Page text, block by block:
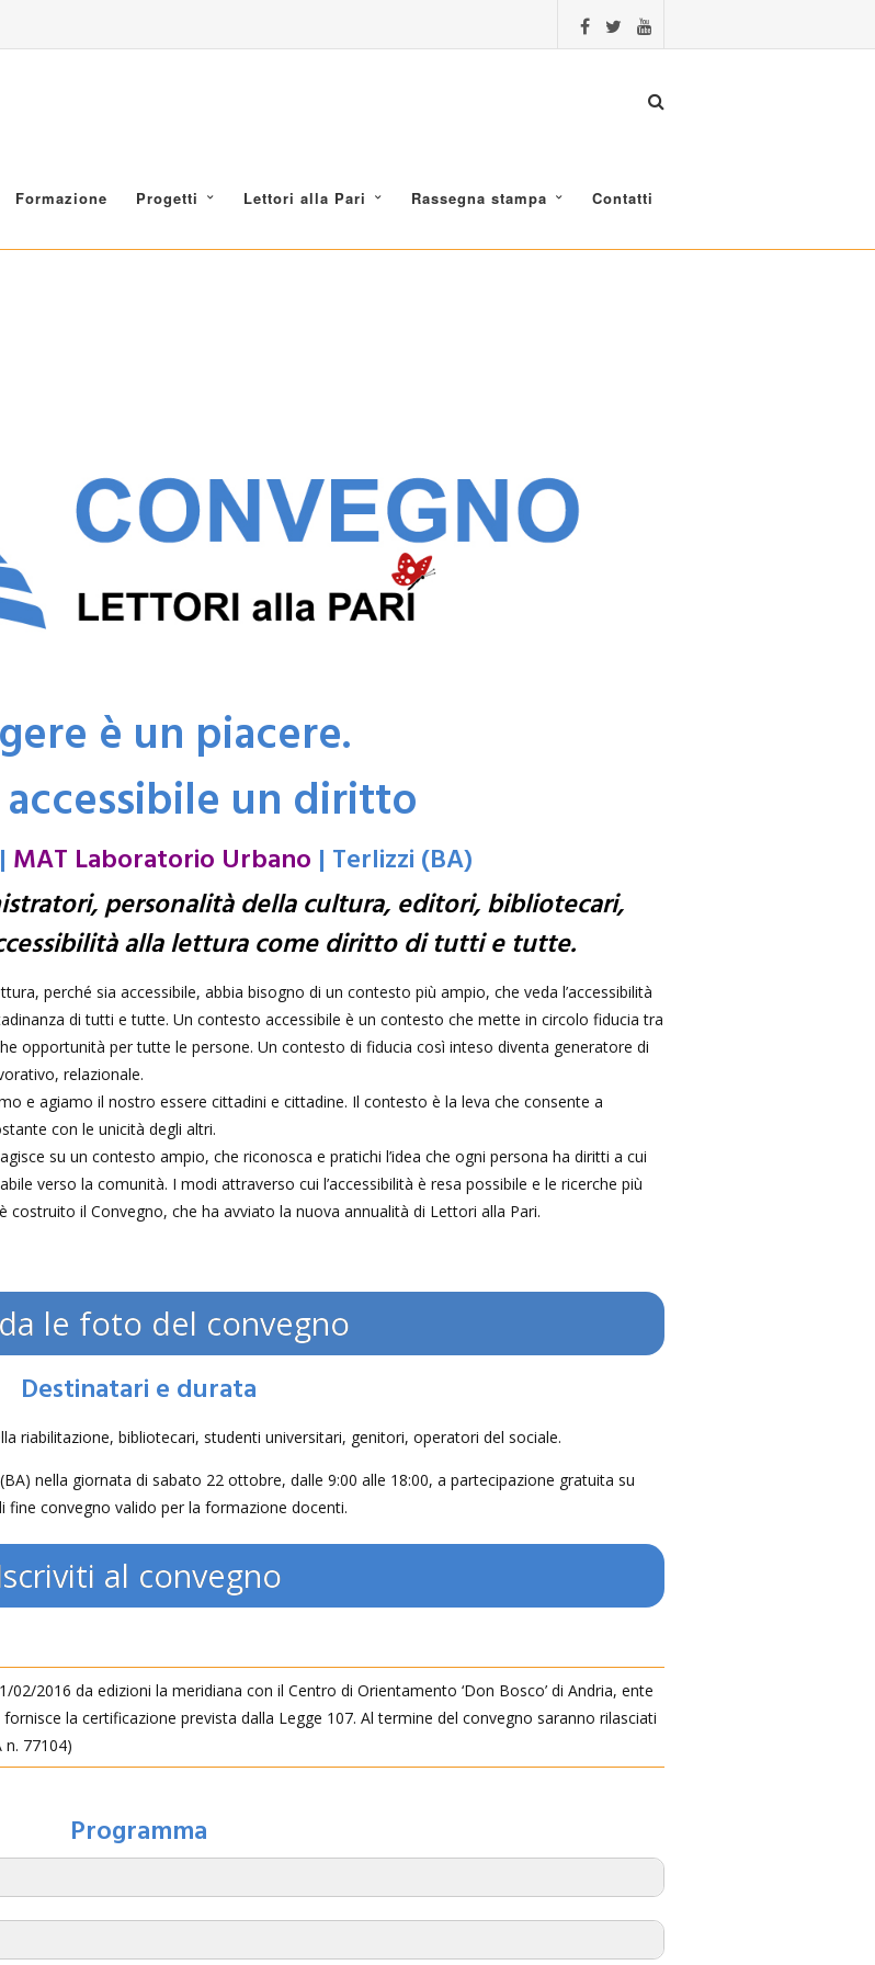
Formazione Progetti Lettori alla Pari Rassegna stampa Contatti
è un piacere.
accessibile un diritto
MAT Laboratorio Urbano | Terlizzi (BA)
personalità della cultura, editori, bibliotecari,
alla lettura come diritto di tutti e tutte.
perché sia accessibile, abbia bisogno di un contesto più ampio, che veda l’accessibilità
di tutti e tutte. Un contesto accessibile è un contesto che mette in circolo fiducia tra
opportunità per tutte le persone. Un contesto di fiducia così inteso diventa generatore di
relazionale.
e agiamo il nostro essere cittadini e cittadine. Il contesto è la leva che consente a
con le unicità degli altri.
su un contesto ampio, che riconosca e pratichi l’idea che ogni persona ha diritti a cui
verso la comunità. I modi attraverso cui l’accessibilità è resa possibile e le ricerche più
costruito il Convegno, che ha avviato la nuova annualità di Lettori alla Pari.
le foto del convegno
Destinatari e durata
riabilitazione, bibliotecari, studenti universitari, genitori, operatori del sociale.
nella giornata di sabato 22 ottobre, dalle 9:00 alle 18:00, a partecipazione gratuita su
convegno valido per la formazione docenti.
al convegno
2016 da edizioni la meridiana con il Centro di Orientamento ‘Don Bosco’ di Andria, ente
la certificazione prevista dalla Legge 107. Al termine del convegno saranno rilasciati
n. 77104)
Programma